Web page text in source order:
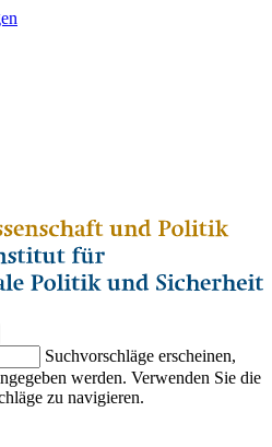
Suchvorschläge erscheinen,
werden. Verwenden Sie die
zu navigieren.